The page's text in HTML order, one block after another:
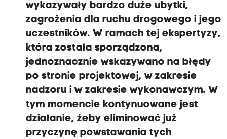
wykazywały bardzo duże ubytki,
zagrożenia dla ruchu drogowego i jego
uczestników. W ramach tej ekspertyzy,
która została sporządzona,
jednoznacznie wskazywano na błędy
po stronie projektowej, w zakresie
nadzoru i w zakresie wykonawczym. W
tym momencie kontynuowane jest
działanie, żeby eliminować już
przyczynę powstawania tych